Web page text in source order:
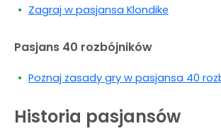
Zagraj w pasjansa Klondike
Pasjans 40 rozbójników
Poznaj zasady gry w pasjansa 40
Historia pasjansów